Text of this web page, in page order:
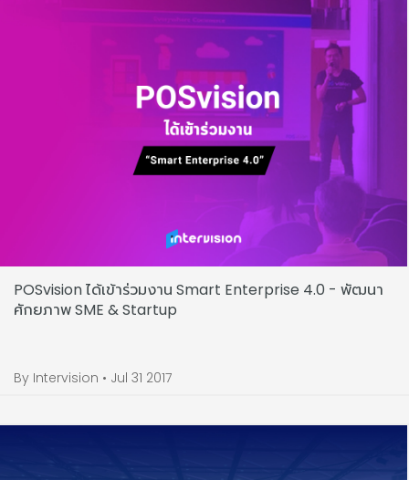
POSvision ได้เข้าร่วมงาน Smart Enterprise 4.0 - พัฒนา
ศักยภาพ SME & Startup
By Intervision • Jul 31 2017